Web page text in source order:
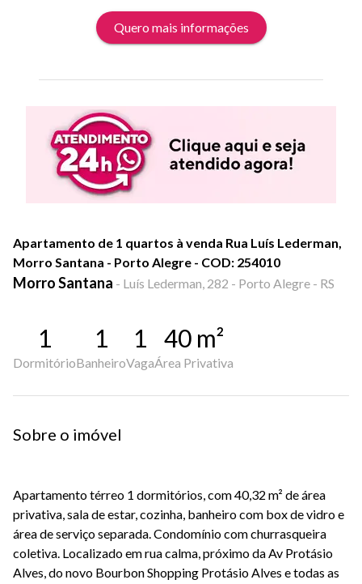
Quero mais informações
Apartamento de 1 quartos à venda Rua Luís Lederman,
Morro Santana - Porto Alegre - COD: 254010
Morro Santana - Luís Lederman, 282 - Porto Alegre - RS
1
Dormitório
1
Banheiro
1
Vaga
40 m²
Área Privativa
Sobre o imóvel
Apartamento térreo 1 dormitórios, com 40,32 m² de área
privativa, sala de estar, cozinha, banheiro com box de vidro e
área de serviço separada. Condomínio com churrasqueira
coletiva. Localizado em rua calma, próximo da Av Protásio
Alves, do novo Bourbon Shopping Protásio Alves e todas as